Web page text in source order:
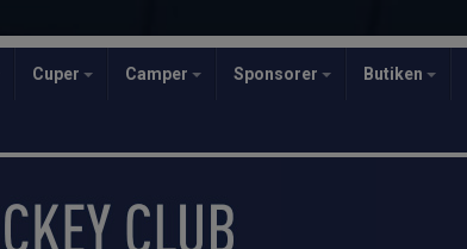
Cuper Camper Sponsorer Butiken